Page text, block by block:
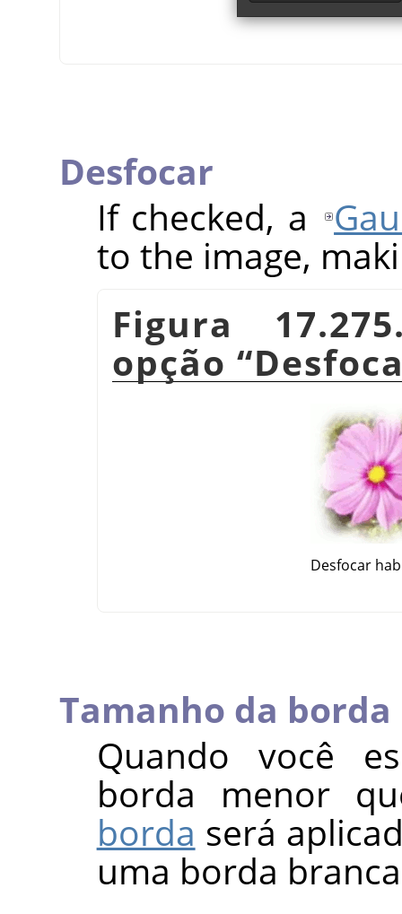
Desfocar
If checked, a
to the image,
Figura
opção “
Desfocar
Tamanho da borda
Quando você
borda menor
borda será
uma borda